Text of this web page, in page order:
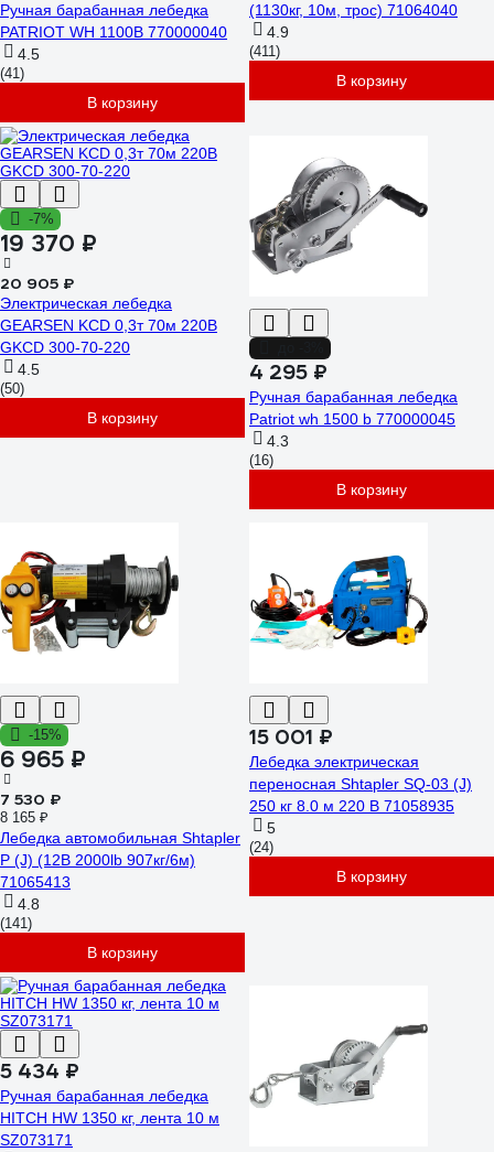
Ручная барабанная лебедка
PATRIOT WH 1100B 770000040
4.5
(41)
В корзину
(1130кг, 10м, трос) 71064040
4.9
(411)
В корзину
-7%
19 370 ₽
20 905 ₽
Электрическая лебедка
GEARSEN KCD 0,3т 70м 220В
GKCD 300-70-220
4.5
(50)
В корзину
4 295 ₽
Ручная барабанная лебедка
Patriot wh 1500 b 770000045
4.3
(16)
В корзину
-15%
6 965 ₽
7 530 ₽
8 165 ₽
Лебедка автомобильная Shtapler
P (J) (12В 2000lb 907кг/6м)
71065413
4.8
(141)
В корзину
15 001 ₽
Лебедка электрическая
переносная Shtapler SQ-03 (J)
250 кг 8.0 м 220 В 71058935
5
(24)
В корзину
5 434 ₽
Ручная барабанная лебедка
HITCH HW 1350 кг, лента 10 м
SZ073171